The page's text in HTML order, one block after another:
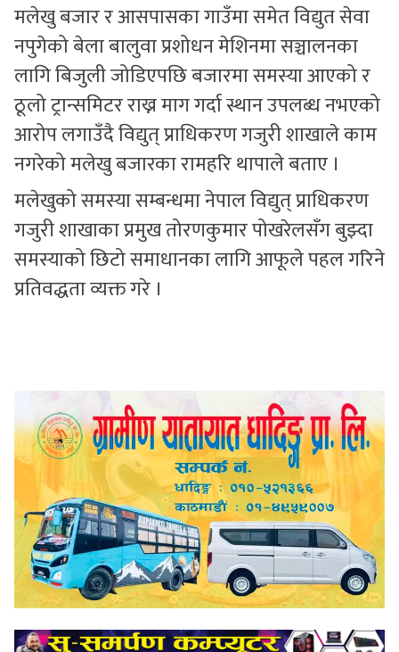
मलेखु बजार र आसपासका गाउँमा समेत विद्युत सेवा
नपुगेको बेला बालुवा प्रशोधन मेशिनमा सञ्चालनका
लागि बिजुली जोडिएपछि बजारमा समस्या आएको र
ठूलो ट्रान्समिटर राख्न माग गर्दा स्थान उपलब्ध नभएको
आरोप लगाउँदै विद्युत् प्राधिकरण गजुरी शाखाले काम
नगरेको मलेखु बजारका रामहरि थापाले बताए ।
मलेखुको समस्या सम्बन्धमा नेपाल विद्युत् प्राधिकरण
गजुरी शाखाका प्रमुख तोरणकुमार पोखरेलसँग बुझ्दा
समस्याको छिटो समाधानका लागि आफूले पहल गरिने
प्रतिवद्धता व्यक्त गरे ।